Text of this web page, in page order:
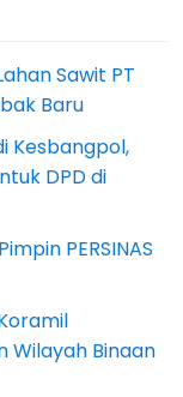
Sawit PT
Baru
Kesbangpol,
DPD di
PERSINAS
Wilayah Binaan